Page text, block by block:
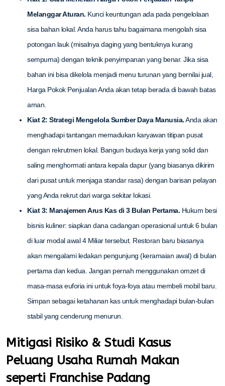
Melanggar Aturan. Kunci keuntungan ada pada pengelolaan
sisa bahan lokal. Anda harus tahu bagaimana mengolah sisa
potongan lauk (misalnya daging yang bentuknya kurang
sempurna) dengan teknik penyimpanan yang benar. Jika sisa
bahan ini bisa dikelola menjadi menu turunan yang bernilai jual,
Harga Pokok Penjualan Anda akan tetap berada di bawah batas
aman.
Kiat 2: Strategi Mengelola Sumber Daya Manusia.Anda akan
menghadapi tantangan memadukan karyawan titipan pusat
dengan rekrutmen lokal. Bangun budaya kerja yang solid dan
saling menghormati antara kepala dapur (yang biasanya dikirim
dari pusat untuk menjaga standar rasa) dengan barisan pelayan
yang Anda rekrut dari warga sekitar lokasi.
Kiat 3: Manajemen Arus Kas di 3 Bulan Pertama. Hukum besi
bisnis kuliner: siapkan dana cadangan operasional untuk 6 bulan
di luar modal awal 4 Miliar tersebut. Restoran baru biasanya
akan mengalami ledakan pengunjung (keramaian awal) di bulan
pertama dan kedua. Jangan pernah menggunakan omzet di
masa-masa euforia ini untuk foya-foya atau membeli mobil baru.
Simpan sebagai ketahanan kas untuk menghadapi bulan-bulan
stabil yang cenderung menurun.
Mitigasi Risiko & Studi Kasus
Peluang Usaha Rumah Makan
seperti Franchise Padang